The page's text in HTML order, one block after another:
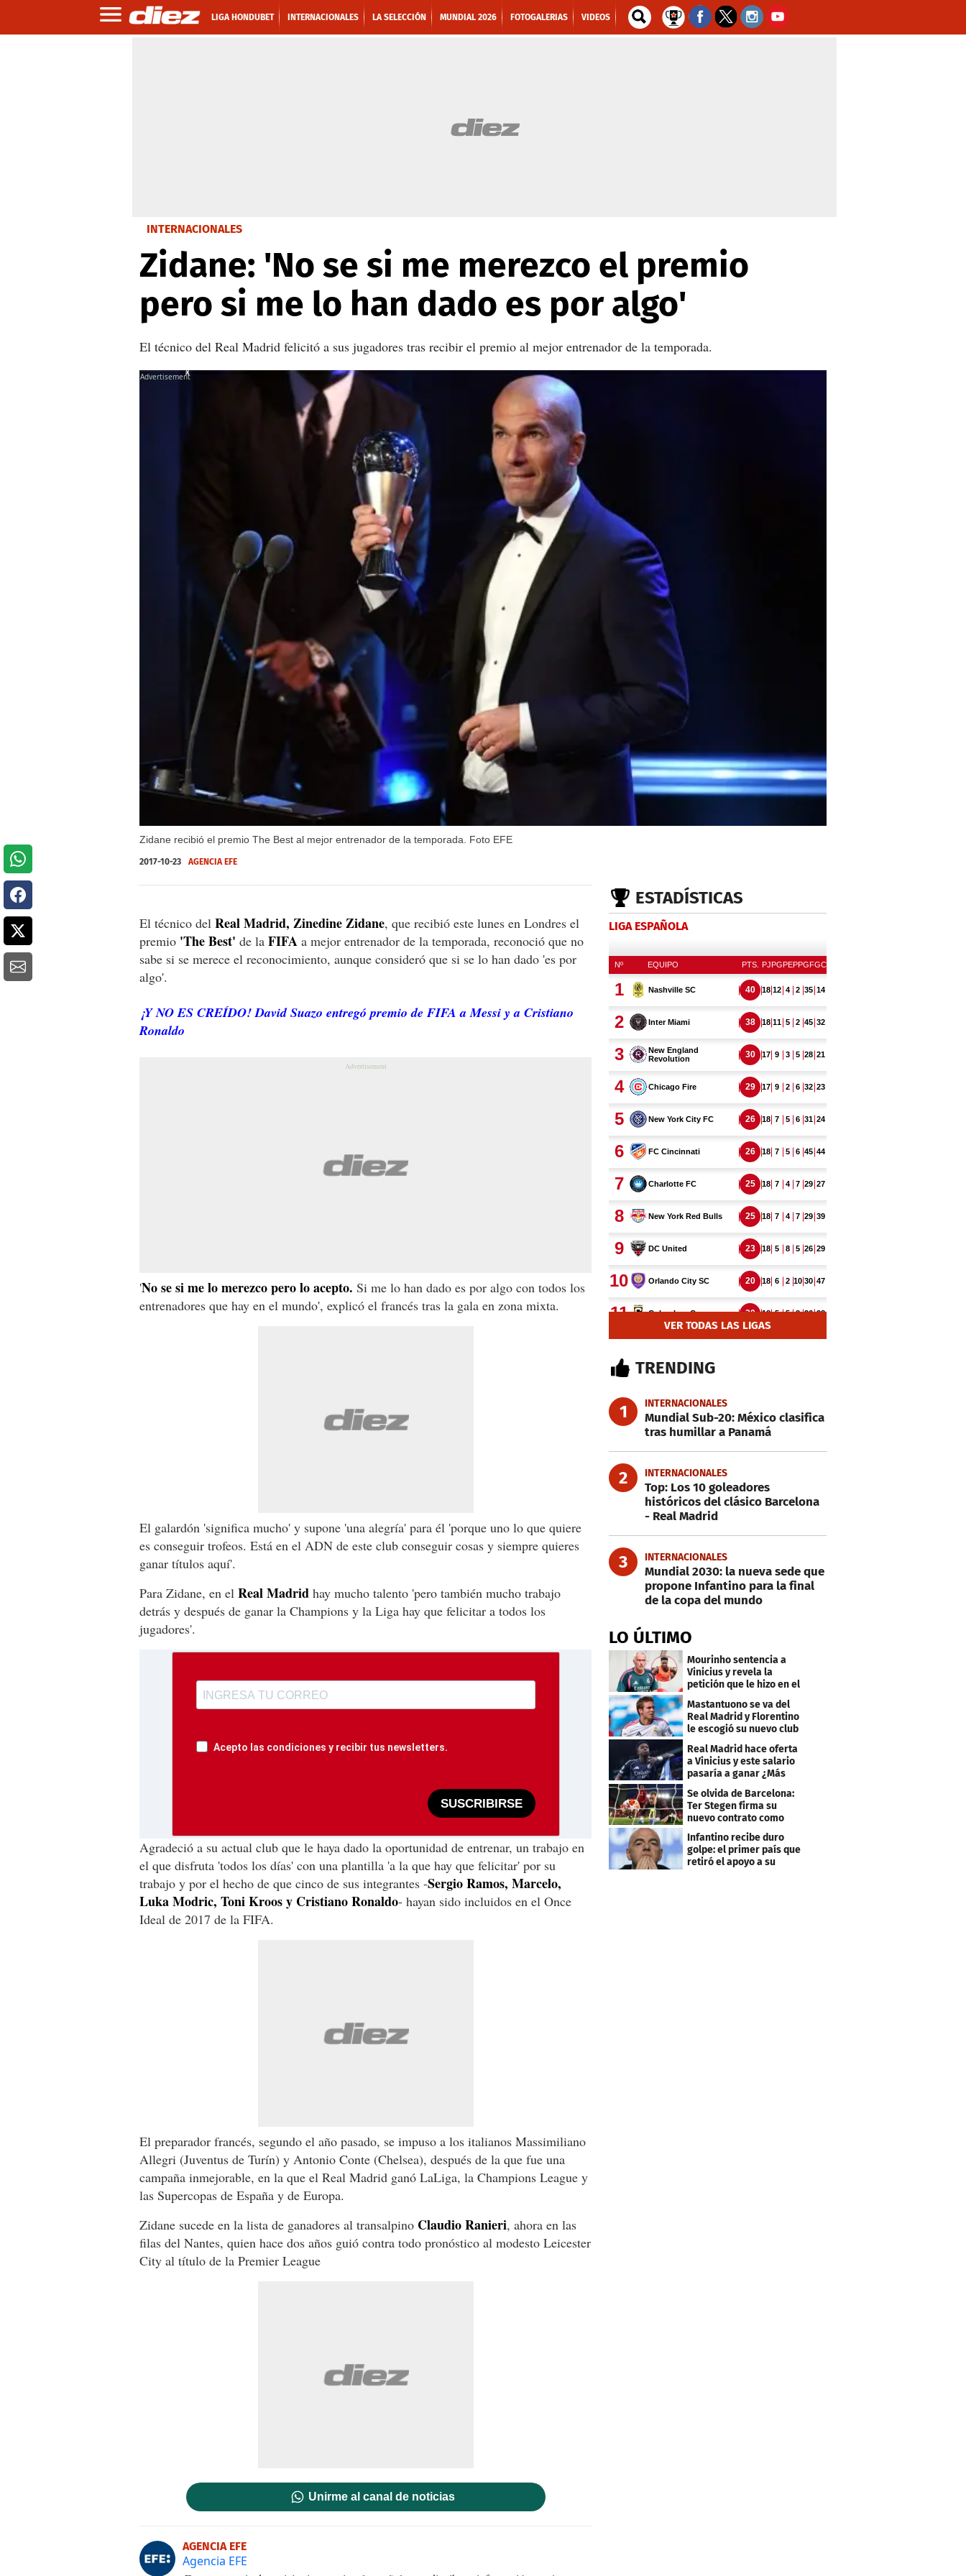
LIGA HONDUBET INTERNACIONALES LA SELECCIÓN MUNDIAL 2026 FOTOGALERIAS VIDEOS
INTERNACIONALES
Zidane: 'No se si me merezco el premio
pero si me lo han dado es por algo'
El técnico del Real Madrid felicitó a sus jugadores tras recibir el premio al mejor entrenador de la temporada.
Zidane recibió el premio The Best al mejor entrenador de la temporada. Foto EFE
X
2017-10-23 AGENCIA EFE
El técnico del Real Madrid, Zinedine Zidane, que recibió este lunes en Londres el
premio 'The Best' de la FIFA a mejor entrenador de la temporada, reconoció que no
sabe si se merece el reconocimiento, aunque consideró que si se lo han dado 'es por
algo'.
¡Y NO ES CREÍDO! David Suazo entregó premio de FIFA a Messi y a Cristiano
Ronaldo
'No se si me lo merezco pero lo acepto. Si me lo han dado es por algo con todos los
entrenadores que hay en el mundo', explicó el francés tras la gala en zona mixta.
El galardón 'significa mucho' y supone 'una alegría' para él 'porque uno lo que quiere
es conseguir trofeos. Está en el ADN de este club conseguir cosas y siempre quieres
ganar títulos aquí'.
Para Zidane, en el Real Madrid hay mucho talento 'pero también mucho trabajo
detrás y después de ganar la Champions y la Liga hay que felicitar a todos los
jugadores'.
Acepto las condiciones y recibir tus newsletters.
SUSCRIBIRSE
Agradeció a su actual club que le haya dado la oportunidad de entrenar, un trabajo en
el que disfruta 'todos los días' con una plantilla 'a la que hay que felicitar' por su
trabajo y por el hecho de que cinco de sus integrantes -Sergio Ramos, Marcelo,
Luka Modric, Toni Kroos y Cristiano Ronaldo- hayan sido incluidos en el Once
Ideal de 2017 de la FIFA.
El preparador francés, segundo el año pasado, se impuso a los italianos Massimiliano
Allegri (Juventus de Turín) y Antonio Conte (Chelsea), después de la que fue una
campaña inmejorable, en la que el Real Madrid ganó LaLiga, la Champions League y
las Supercopas de España y de Europa.
Zidane sucede en la lista de ganadores al transalpino Claudio Ranieri, ahora en las
filas del Nantes, quien hace dos años guió contra todo pronóstico al modesto Leicester
City al título de la Premier League
Unirme al canal de noticias
AGENCIA EFE
Agencia EFE
ESTADÍSTICAS
LIGA ESPAÑOLA
VER TODAS LAS LIGAS
TRENDING
1 INTERNACIONALES
Mundial Sub-20: México clasifica
tras humillar a Panamá
2 INTERNACIONALES
Top: Los 10 goleadores
históricos del clásico Barcelona
- Real Madrid
3 INTERNACIONALES
Mundial 2030: la nueva sede que
propone Infantino para la final
de la copa del mundo
LO ÚLTIMO
Mourinho sentencia a
Vinicius y revela la
petición que le hizo en el
Mastantuono se va del
Real Madrid y Florentino
le escogió su nuevo club
Real Madrid hace oferta
a Vinicius y este salario
pasaría a ganar ¿Más
que Mbappé?
Se olvida de Barcelona:
Ter Stegen firma su
nuevo contrato como
profesional
Infantino recibe duro
golpe: el primer país que
retiró el apoyo a su